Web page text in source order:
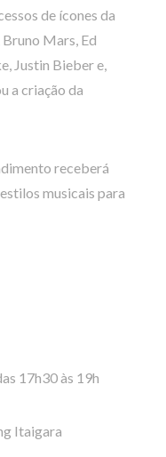
de ícones da
Mars, Ed
Justin Bieber e,
a criação da
receberá
musicais para
17h30 às 19h
Itaigara